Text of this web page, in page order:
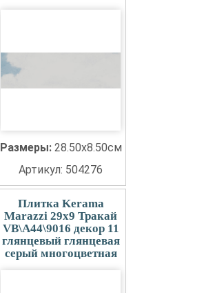
Размеры: 28.50x8.50см
Артикул: 504276
Плитка Kerama
Marazzi 29x9 Тракай
VB\A44\9016 декор 11
глянцевый глянцевая
серый многоцветная